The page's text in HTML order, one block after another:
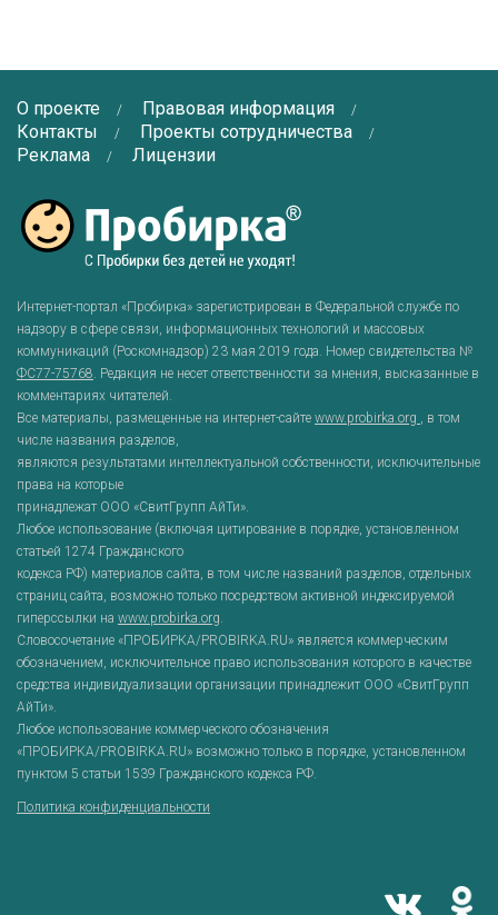
О проекте
Правовая информация
Контакты
Проекты сотрудничества
Реклама
Лицензии
Интернет-портал «Пробирка» зарегистрирован в Федеральной службе по
надзору в сфере связи, информационных технологий и массовых
коммуникаций (Роскомнадзор) 23 мая 2019 года. Номер свидетельства №
ФС77-75768. Редакция не несет ответственности за мнения, высказанные в
комментариях читателей.
Все материалы, размещенные на интернет-сайте www.probirka.org , в том
числе названия разделов,
являются результатами интеллектуальной собственности, исключительные
права на которые
принадлежат ООО «СвитГрупп АйТи».
Любое использование (включая цитирование в порядке, установленном
статьей 1274 Гражданского
кодекса РФ) материалов сайта, в том числе названий разделов, отдельных
страниц сайта, возможно только посредством активной индексируемой
гиперссылки на www.probirka.org.
Словосочетание «ПРОБИРКА/PROBIRKA.RU» является коммерческим
обозначением, исключительное право использования которого в качестве
средства индивидуализации организации принадлежит ООО «СвитГрупп
АйТи».
Любое использование коммерческого обозначения
«ПРОБИРКА/PROBIRKA.RU» возможно только в порядке, установленном
пунктом 5 статьи 1539 Гражданского кодекса РФ.
Политика конфиденциальности